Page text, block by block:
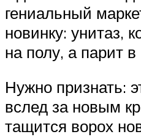
гениальный
новинку: унитаз,
на полу, а парит в
Нужно признать:
вслед за новым
тащится ворох